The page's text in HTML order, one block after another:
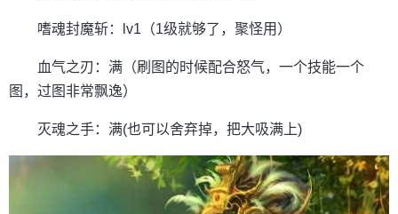
嗜魂封魔斩：lv1（1级就够了，聚怪用）
血气之刃：满（刷图的时候配合怒气，一个技能一个
图，过图非常飘逸）
灭魂之手：满(也可以舍弃掉，把大吸满上)